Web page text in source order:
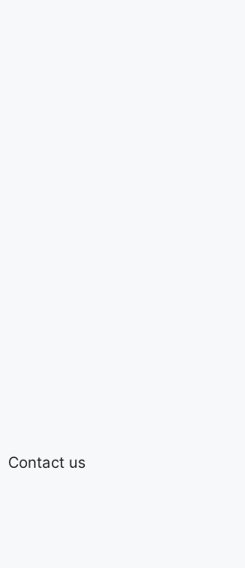
Contact us